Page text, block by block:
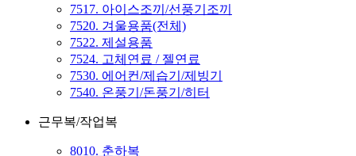
7517. 아이스조끼/선풍기조끼
7520. 겨울용품(전체)
7522. 제설용품
7524. 고체연료 / 젤연료
7530. 에어컨/제습기/제빙기
7540. 온풍기/돈풍기/히터
근무복/작업복
8010. 춘하복